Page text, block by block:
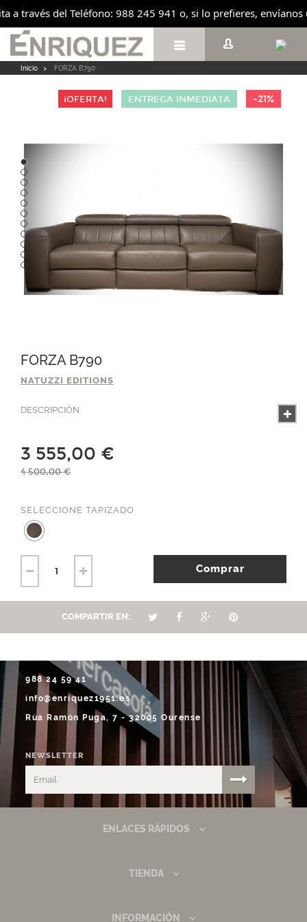
a través del Teléfono: 988 245 941 o, si lo prefieres,

Inicio > FORZA B790
-21%
ENTREGA INMEDIATA
¡OFERTA!
FORZA B790
NATUZZI EDITIONS
DESCRIPCIÓN
3 555,00 €
4 500,00 €
SELECCIONE TAPIZADO
Comprar
COMPARTIR EN:
988 24 59 41
info@enriquez1951.es
Rúa Ramón Puga, 7 - 32005 Ourense
NEWSLETTER
ENLACES RÁPIDOS
TIENDA
INFORMACIÓN